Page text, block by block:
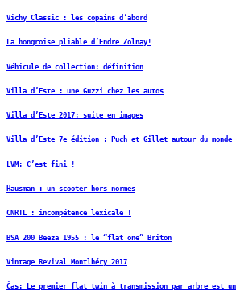
Vichy Classic : les copains d’abord
La hongroise pliable d’Endre Zolnay!
Véhicule de collection: définition
Villa d’Este : une Guzzi chez les autos
Villa d’Este 2017: suite en images
Villa d’Este 7e édition : Puch et Gillet autour du monde
LVM: C’est fini !
Hausman : un scooter hors normes
CNRTL : incompétence lexicale !
BSA 200 Beeza 1955 : le “flat one” Briton
Vintage Revival Montlhéry 2017
Čas: Le premier flat twin à transmission par arbre est